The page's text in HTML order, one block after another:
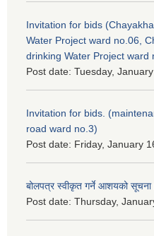
Invitation for bids
Water Project ward no.06,
drinking Water Project ward
Post date: Tuesday,
Invitation for bids.
road ward no.3)
Post date: Friday, January
बोलपत्र स्वीकृत गर्ने आशयको
Post date: Thursday,